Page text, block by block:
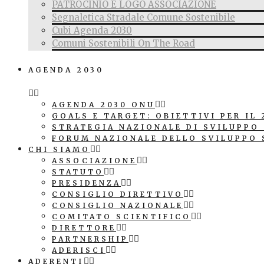
PATROCINIO E LOGO ASSOCIAZIONE
Segnaletica Stradale Comune Sostenibile
Cubi Agenda 2030
Comuni Sostenibili On The Road
AGENDA 2030
AGENDA 2030 ONU
GOALS E TARGET: OBIETTIVI PER IL
STRATEGIA NAZIONALE DI SVILUPPO
FORUM NAZIONALE DELLO SVILUPPO
CHI SIAMO
ASSOCIAZIONE
STATUTO
PRESIDENZA
CONSIGLIO DIRETTIVO
CONSIGLIO NAZIONALE
COMITATO SCIENTIFICO
DIRETTORE
PARTNERSHIP
ADERISCI
ADERENTI